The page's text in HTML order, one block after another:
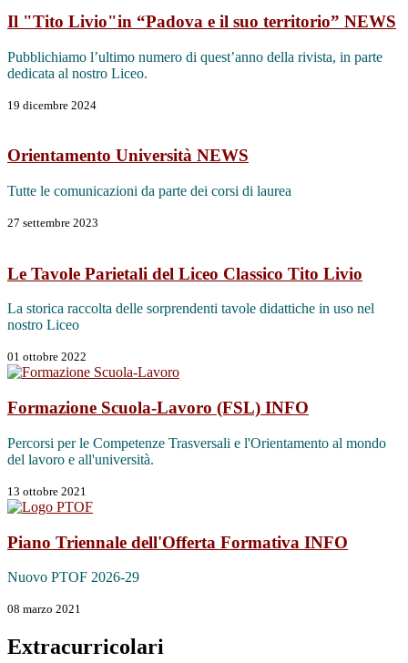
Il "Tito Livio"in “Padova e il suo territorio” NEWS
Pubblichiamo l’ultimo numero di quest’anno della rivista, in parte
dedicata al nostro Liceo.
19 dicembre 2024
Orientamento Università NEWS
Tutte le comunicazioni da parte dei corsi di laurea
27 settembre 2023
Le Tavole Parietali del Liceo Classico Tito Livio
La storica raccolta delle sorprendenti tavole didattiche in uso nel
nostro Liceo
01 ottobre 2022
Formazione Scuola-Lavoro (FSL) INFO
Percorsi per le Competenze Trasversali e l'Orientamento al mondo
del lavoro e all'università.
13 ottobre 2021
Piano Triennale dell'Offerta Formativa INFO
Nuovo PTOF 2026-29
08 marzo 2021
Extracurricolari